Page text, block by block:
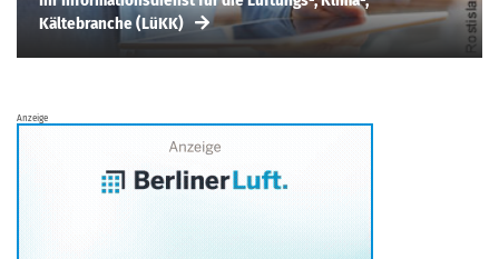
Kältebranche (LüKK)
Anzeige